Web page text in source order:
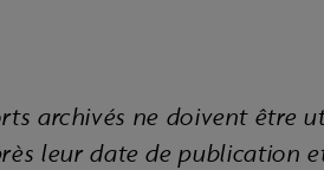
archivés ne doivent être
leur date de publication